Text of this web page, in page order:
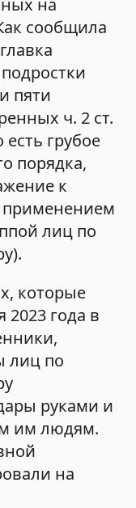
сообщила
пяти
ч. 2 ст.
грубое
порядка,
к
применением
лиц по
которые
2023 года в
лиц по
руками и
им людям.
на